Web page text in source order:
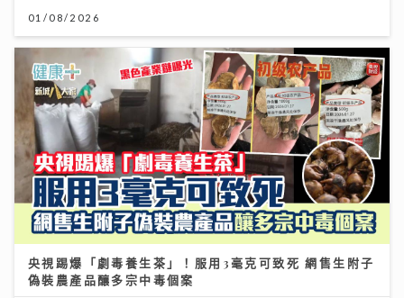
01/08/2026
央視踢爆「劇毒養生茶」！服用3毫克可致死 網售生附子
偽裝農產品釀多宗中毒個案